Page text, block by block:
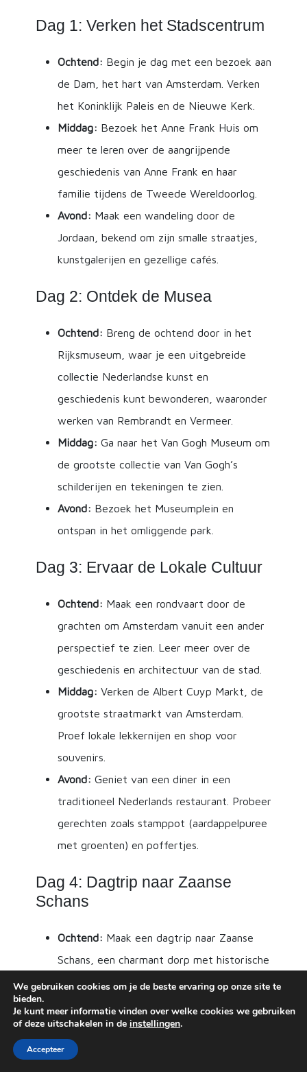
Dag 1: Verken het Stadscentrum
Ochtend: Begin je dag met een bezoek aan
de Dam, het hart van Amsterdam. Verken
het Koninklijk Paleis en de Nieuwe Kerk.
Middag: Bezoek het Anne Frank Huis om
meer te leren over de aangrijpende
geschiedenis van Anne Frank en haar
familie tijdens de Tweede Wereldoorlog.
Avond: Maak een wandeling door de
Jordaan, bekend om zijn smalle straatjes,
kunstgalerijen en gezellige cafés.
Dag 2: Ontdek de Musea
Ochtend: Breng de ochtend door in het
Rijksmuseum, waar je een uitgebreide
collectie Nederlandse kunst en
geschiedenis kunt bewonderen, waaronder
werken van Rembrandt en Vermeer.
Middag: Ga naar het Van Gogh Museum om
de grootste collectie van Van Gogh’s
schilderijen en tekeningen te zien.
Avond: Bezoek het Museumplein en
ontspan in het omliggende park.
Dag 3: Ervaar de Lokale Cultuur
Ochtend: Maak een rondvaart door de
grachten om Amsterdam vanuit een ander
perspectief te zien. Leer meer over de
geschiedenis en architectuur van de stad.
Middag: Verken de Albert Cuyp Markt, de
grootste straatmarkt van Amsterdam.
Proef lokale lekkernijen en shop voor
souvenirs.
Avond: Geniet van een diner in een
traditioneel Nederlands restaurant. Probeer
gerechten zoals stamppot (aardappelpuree
met groenten) en poffertjes.
Dag 4: Dagtrip naar Zaanse
Schans
Ochtend: Maak een dagtrip naar Zaanse
Schans, een charmant dorp met historische
windmolens, houten huizen en traditionele
Middag:Verken de windmolens en bezoek
de kaas- en klompenwerkplaatsen.
We gebruiken cookies om je de beste ervaring op onze site te
bieden.
Je kunt meer informatie vinden over welke cookies we gebruiken
of deze uitschakelen in de instellingen.
Accepteer